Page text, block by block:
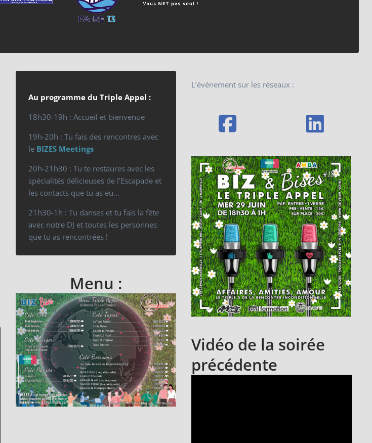
Au programme du Triple Appel :
18h30-19h : Accueil et bienvenue
19h-20h : Tu fais des rencontres avec
le BIZES Meetings
20h-21h30 : Tu te restaures avec les
spécialités délicieuses de l’Escapade et
les contacts que tu as eu…
21h30-1h : Tu danses et tu fais la fête
avec notre DJ et toutes les personnes
que tu as rencontrées !
Menu :
L’événement sur les réseaux :
Vidéo de la soirée
précédente